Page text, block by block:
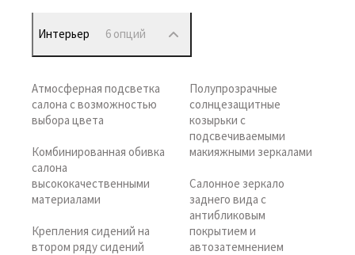
Интерьер 6 опций
Атмосферная подсветка
салона с возможностью
выбора цвета
Комбинированная обивка
салона
высококачественными
материалами
Крепления сидений на
втором ряду сидений
Полупрозрачные
солнцезащитные
козырьки с
подсвечиваемыми
макияжными зеркалами
Салонное зеркало
заднего вида с
антибликовым
покрытием и
автозатемнением